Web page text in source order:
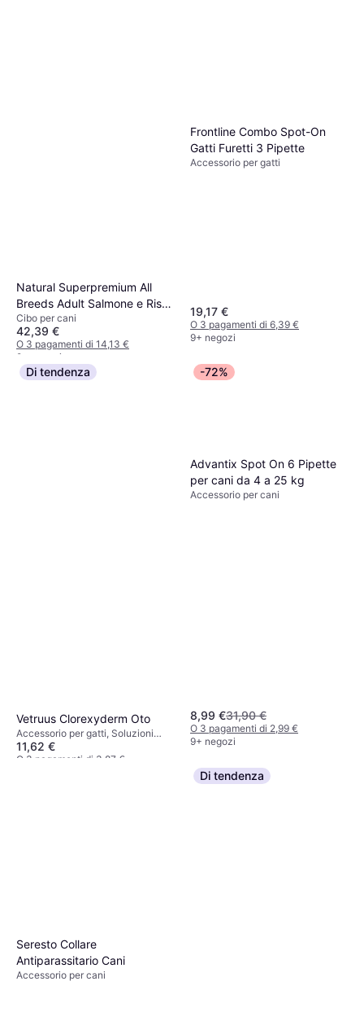
Natural Superpremium All
Breeds Adult Salmone e Riso
2 x 12 kg
Cibo per cani
42,39 €
O 3 pagamenti di 14,13 €
9+ negozi
Frontline Combo Spot-On
Gatti Furetti 3 Pipette
Accessorio per gatti
19,17 €
O 3 pagamenti di 6,39 €
9+ negozi
Di tendenza
Vetruus Clorexyderm Oto
Accessorio per gatti, Soluzioni
auricolari per cani
11,62 €
O 3 pagamenti di 3,87 €
-72%
Advantix Spot On 6 Pipette
per cani da 4 a 25 kg
Accessorio per cani
8,99 €31,90 €
O 3 pagamenti di 2,99 €
9+ negozi
Seresto Collare
Antiparassitario Cani
Accessorio per cani
Di tendenza